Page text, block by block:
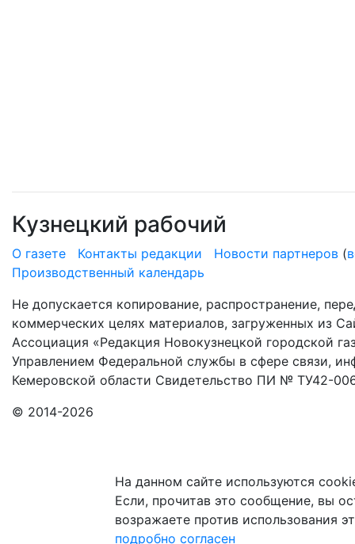
Кузнецкий рабочий
О газете Контакты редакции Новости партнеров (
Производственный календарь
Не допускается копирование, распространение,
коммерческих целях материалов, загруженных из
Ассоциация «Редакция Новокузнецкой городской
Управлением Федеральной службы в сфере связи,
Кемеровской области Свидетельство ПИ № ТУ42-
© 2014-2026
На данном сайте используются
Если, прочитав это сообщение, вы
возражаете против использования
подробно согласен